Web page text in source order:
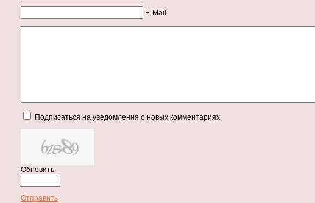
E-Mail
Подписаться на уведомления о новых комментариях
Обновить
Отправить